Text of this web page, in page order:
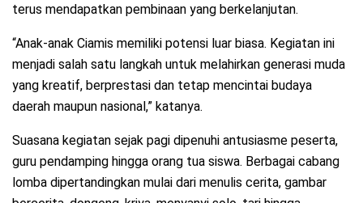
terus mendapatkan pembinaan yang berkelanjutan.
“Anak-anak Ciamis memiliki potensi luar biasa. Kegiatan ini
menjadi salah satu langkah untuk melahirkan generasi muda
yang kreatif, berprestasi dan tetap mencintai budaya
daerah maupun nasional,” katanya.
Suasana kegiatan sejak pagi dipenuhi antusiasme peserta,
guru pendamping hingga orang tua siswa. Berbagai cabang
lomba dipertandingkan mulai dari menulis cerita, gambar